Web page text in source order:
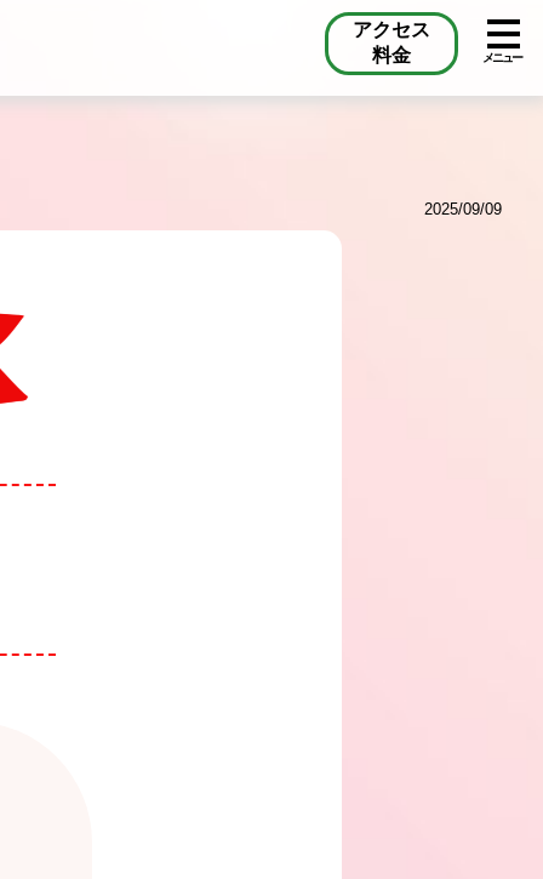
アクセス
料金
メニュー
2025/09/09